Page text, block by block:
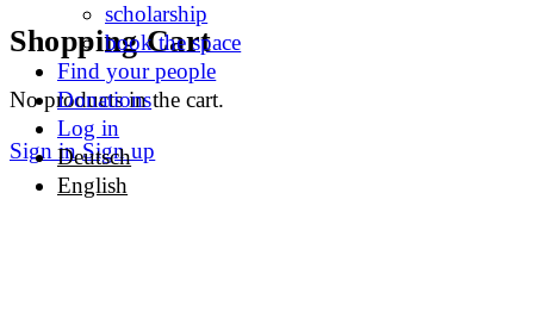
Shopping Cart
No products in the cart.
Sign in Sign up
scholarship
book the space
Find your people
Donations
Log in
Deutsch
English